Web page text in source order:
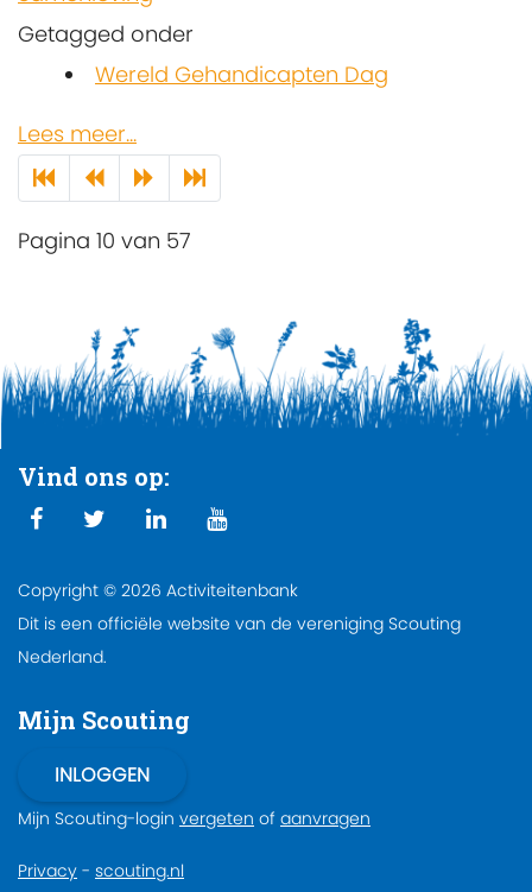
Getagged onder
Wereld Gehandicapten Dag
Lees meer...
Pagina 10 van 57
Vind ons op:
Copyright © 2026 Activiteitenbank
Dit is een officiële website van de vereniging Scouting
Nederland.
Mijn Scouting
Mijn Scouting-login vergeten of aanvragen
Privacy - scouting.nl